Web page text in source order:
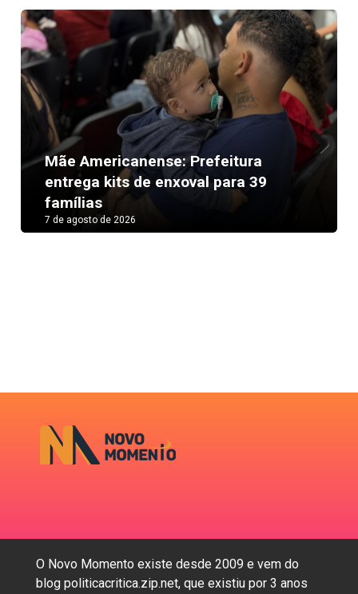
Mãe Americanense: Prefeitura
entrega kits de enxoval para 39
famílias
7 de agosto de 2026
O Novo Momento existe desde 2009 e vem do
blog politicacritica.zip.net, que existiu por 3 anos